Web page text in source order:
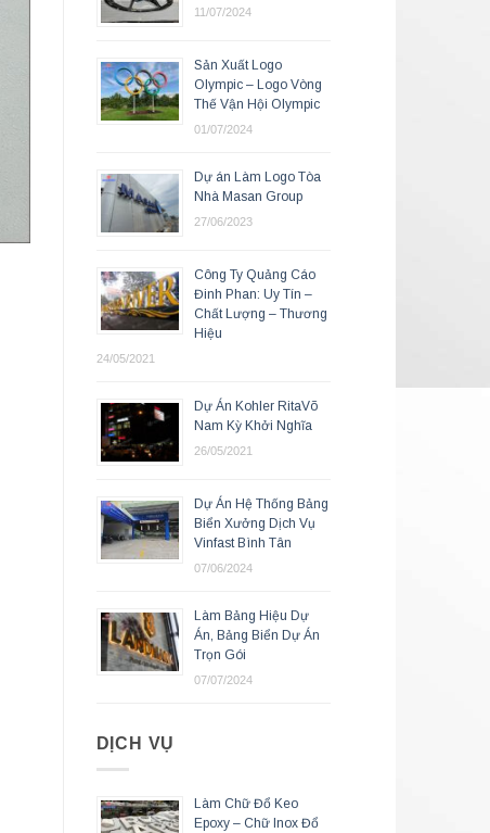
11/07/2024
Sản Xuất Logo
Olympic – Logo Vòng
Thế Vận Hội Olympic
01/07/2024
Dự án Làm Logo Tòa
Nhà Masan Group
27/06/2023
Công Ty Quảng Cáo
Đinh Phan: Uy Tín –
Chất Lượng – Thương
Hiệu
24/05/2021
Dự Án Kohler RitaVõ
Nam Kỳ Khởi Nghĩa
26/05/2021
Dự Án Hệ Thống Bảng
Biển Xưởng Dịch Vụ
Vinfast Bình Tân
07/06/2024
Làm Bảng Hiệu Dự
Án, Bảng Biển Dự Án
Trọn Gói
07/07/2024
DỊCH VỤ
Làm Chữ Đổ Keo
Epoxy – Chữ Inox Đổ